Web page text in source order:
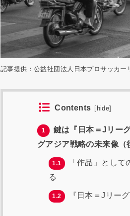
記事提供：公益社団法人日本プロサッカー
Contents [ hide]
1
鍵は『日本＝Jリー
グアジア戦略の未来像（
1.1
「作品」として
る
1.2 『日本＝Jリー